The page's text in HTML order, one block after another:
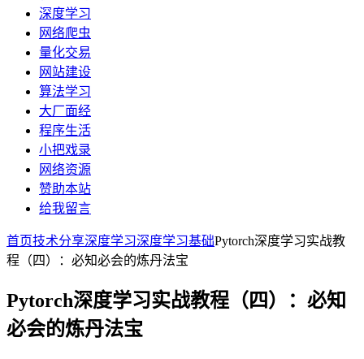
深度学习
网络爬虫
量化交易
网站建设
算法学习
大厂面经
程序生活
小把戏录
网络资源
赞助本站
给我留言
首页技术分享深度学习深度学习基础Pytorch深度学习实战教
程（四）：必知必会的炼丹法宝
Pytorch深度学习实战教程（四）：必知
必会的炼丹法宝